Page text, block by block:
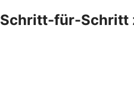
Schritt-für-Schritt